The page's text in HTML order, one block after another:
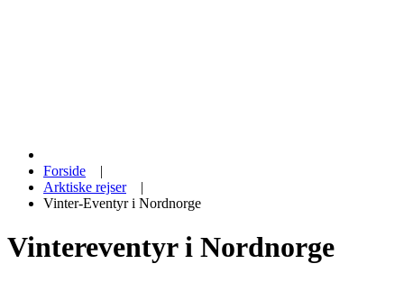
Forside
|
Arktiske rejser
|
Vinter-Eventyr i Nordnorge
Vintereventyr i Nordnorge